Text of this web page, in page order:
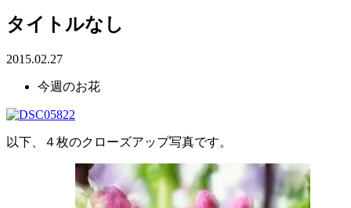
タイトルなし
2015.02.27
今週のお花
以下、４枚のクローズアップ写真です。